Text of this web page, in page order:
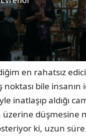
en rahatsız
noktası bile insanın
inatlaşıp aldığı
üzerine düşmesine
ki, uzun süre